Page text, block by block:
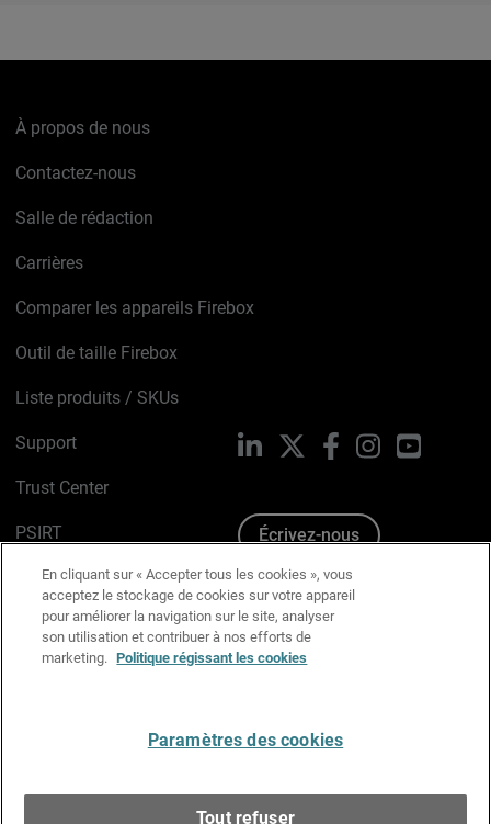
À propos de nous
Contactez-nous
Salle de rédaction
Carrières
Comparer les appareils Firebox
Outil de taille Firebox
Liste produits / SKUs
Support
Trust Center
PSIRT
Avis sur les cookies
Politique de confidentialité
Charte Graphique
LinkedIn FacebookInstagramYouTube
Écrivez-nous
En cliquant sur « Accepter tous les cookies », vous
acceptez le stockage de cookies sur votre appareil
pour améliorer la navigation sur le site, analyser
son utilisation et contribuer à nos efforts de
marketing. Politique régissant les cookies
Paramètres des cookies
Tout refuser